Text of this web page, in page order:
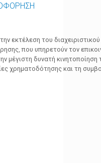
εκτέλεση του
που υπηρετούν τον
μέγιστη δυνατή
χρηματοδότησης και τη